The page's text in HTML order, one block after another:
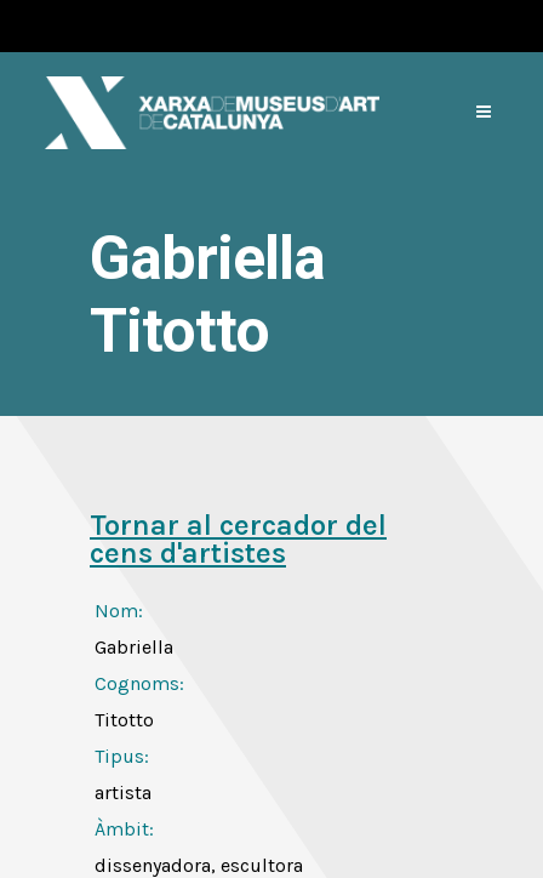
Gabriella
Titotto
Tornar al cercador del
cens d'artistes
Nom:
Gabriella
Cognoms:
Titotto
Tipus:
artista
Àmbit:
dissenyadora, escultora